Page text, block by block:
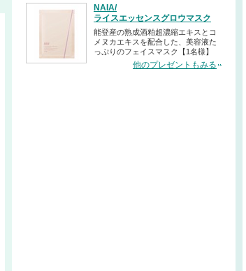
NAIA/
ライスエッセンスグロウマスク
能登産の熟成酒粕超濃縮エキスとコ
メヌカエキスを配合した、美容液た
っぷりのフェイスマスク【1名様】
他のプレゼントもみる